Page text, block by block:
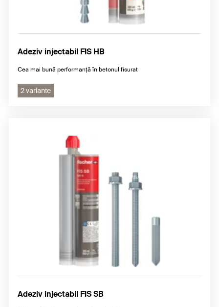
Adeziv injectabil FIS HB
Cea mai bună performanţă în betonul fisurat
2 variante
Adeziv injectabil FIS SB